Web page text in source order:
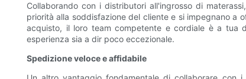
Collaborando con i distributori all'ingrosso di
priorità alla soddisfazione del cliente e si impegnano a
acquisto, il loro team competente e cordiale è a tua
esperienza sia a dir poco eccezionale.
Spedizione veloce e affidabile